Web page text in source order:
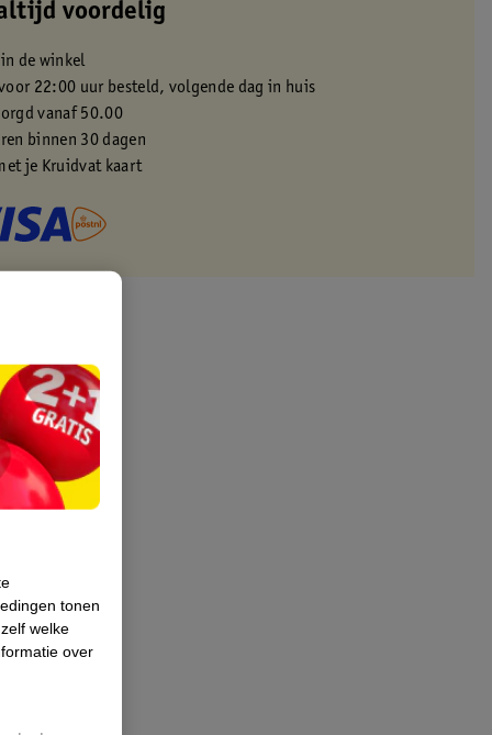
voordelig
de winkel
22:00 uur besteld, volgende dag in huis
vanaf 50.00
binnen 30 dagen
je Kruidvat kaart
tonen
welke
over